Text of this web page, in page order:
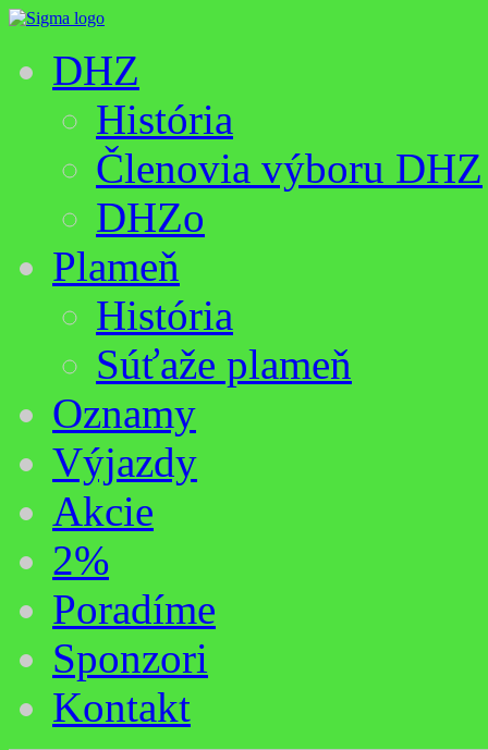
DHZ
História
Členovia výboru DHZ
DHZo
Plameň
História
Súťaže plameň
Oznamy
Výjazdy
Akcie
2%
Poradíme
Sponzori
Kontakt